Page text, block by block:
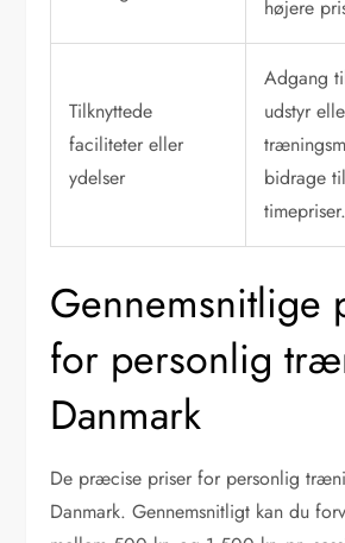
højere
Tilknyttede
faciliteter eller
ydelser
Adgang
udstyr
bidrage
timepriser.
Gennemsnitlige
for personlig
Danmark
De præcise priser for personlig
Danmark. Gennemsnitligt kan du